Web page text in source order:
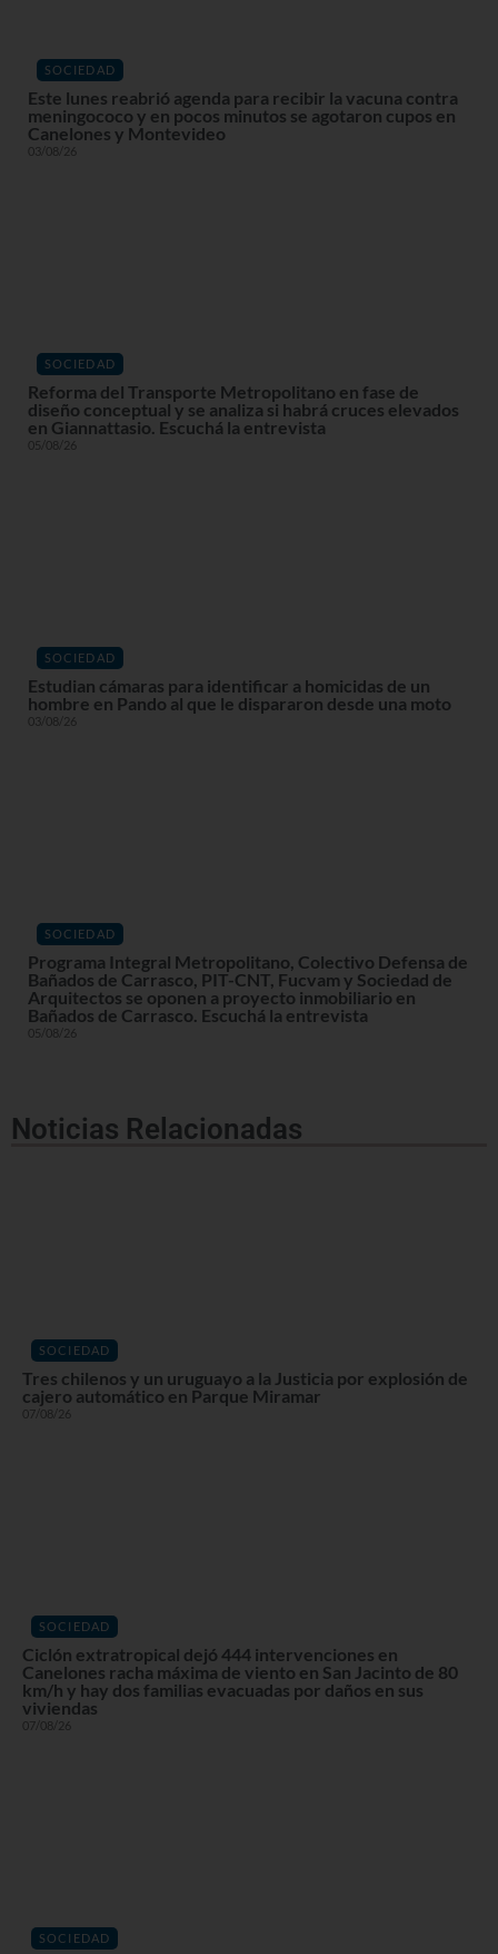
SOCIEDAD
Este lunes reabrió agenda para recibir la vacuna contra
meningococo y en pocos minutos se agotaron cupos en
Canelones y Montevideo
03/08/26
SOCIEDAD
Reforma del Transporte Metropolitano en fase de
diseño conceptual y se analiza si habrá cruces elevados
en Giannattasio. Escuchá la entrevista
05/08/26
SOCIEDAD
Estudian cámaras para identificar a homicidas de un
hombre en Pando al que le dispararon desde una moto
03/08/26
SOCIEDAD
Programa Integral Metropolitano, Colectivo Defensa de
Bañados de Carrasco, PIT-CNT, Fucvam y Sociedad de
Arquitectos se oponen a proyecto inmobiliario en
Bañados de Carrasco. Escuchá la entrevista
05/08/26
Noticias Relacionadas
SOCIEDAD
Tres chilenos y un uruguayo a la Justicia por explosión de
cajero automático en Parque Miramar
07/08/26
SOCIEDAD
Ciclón extratropical dejó 444 intervenciones en
Canelones racha máxima de viento en San Jacinto de 80
km/h y hay dos familias evacuadas por daños en sus
viviendas
07/08/26
SOCIEDAD